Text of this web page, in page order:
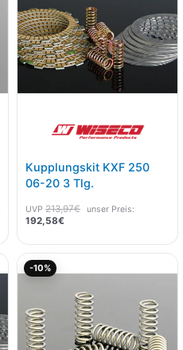
Kupplungskit KXF 250
06-20 3 Tlg.
UVP 213,97€ unser Preis:
192,58€
-10%
29,44€